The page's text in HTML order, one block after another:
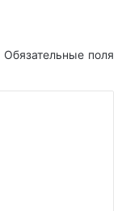
Обязательные поля